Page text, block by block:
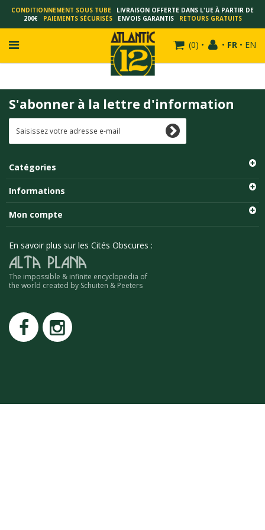
CONDITIONNEMENT SOUS TUBE
LIVRAISON OFFERTE DANS L'UE À PARTIR DE
200€
PAIEMENTS SÉCURISÉS ENVOIS GARANTIS RETOURS GRATUITS
(0) • • FR • EN
SCHUITEN - PEETERS
SCHUITEN - PLISSART
SCHUITEN - ZILLER
SCHUITEN - LI KUNWU
LUC SCHUITEN
ROMAIN RENARD
DAVID MERVEILLE
S'abonner à la lettre d'information
Catégories
Informations
Mon compte
En savoir plus sur les Cités Obscures :
The impossible & infinite encyclopedia of
the world created by Schuiten & Peeters